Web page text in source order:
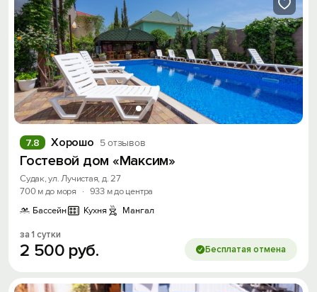
Хорошо 5 отзывов
7.8
Гостевой дом «Максим»
Судак, ул. Лучистая, д. 27
700 м до моря
· 933 м до центра
Бассейн
Кухня Мангал
за 1 сутки
2 500 руб. Бесплатая отмена